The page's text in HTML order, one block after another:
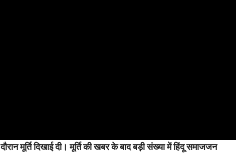
मूर्ति दिखाई दी। मूर्ति की खबर के बाद बड़ी संख्या में हिंदू समाजजन